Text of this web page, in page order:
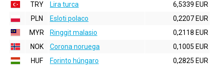
TRY
Lira turca
6,5339 EUR
PLN
Esloti polaco
0,2207 EUR
MYR
Ringgit malasio
0,2118 EUR
NOK
Corona noruega
0,1005 EUR
HUF
Forinto húngaro
0,2825 EUR